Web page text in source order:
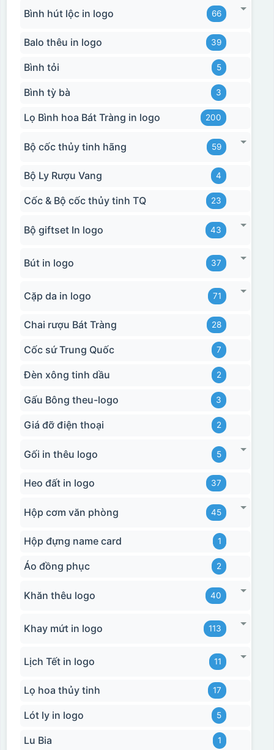
Hộp xi 2 cốc
Bình hút lộc in logo 66
Balo thêu in logo 39
Bình tỏi 5
Bình tỳ bà 3
Lọ Bình hoa Bát Tràng in logo 200
Bộ cốc thủy tinh hãng 59
Bộ Ly Rượu Vang 4
Cốc & Bộ cốc thủy tinh TQ 23
Bộ giftset In logo 43
Bút in logo 37
Cặp da in logo 71
Chai rượu Bát Tràng 28
Cốc sứ Trung Quốc 7
Đèn xông tinh dầu 2
Gấu Bông theu-logo 3
Giá đỡ điện thoại 2
Gối in thêu logo 5
Heo đất in logo 37
Hộp cơm văn phòng 45
Hộp đựng name card 1
Áo đồng phục 2
Khăn thêu logo 40
Khay mứt in logo 113
Lịch Tết in logo 11
Lọ hoa thủy tinh 17
Lót ly in logo 5
Lu Bia 1